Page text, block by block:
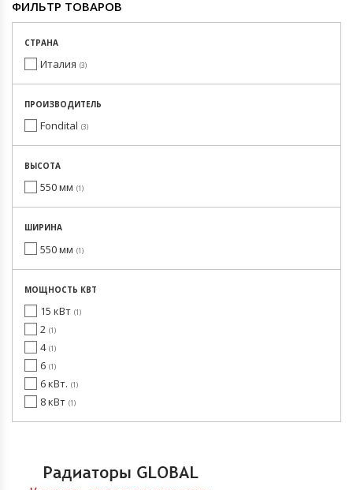
ФИЛЬТР ТОВАРОВ
СТРАНА
Италия 3
ПРОИЗВОДИТЕЛЬ
Fondital 3
ВЫСОТА
550 мм 1
ШИРИНА
550 мм 1
МОЩНОСТЬ КВТ
15 кВт 1
2 1
4 1
6 1
6 кВт. 1
8 кВт 1